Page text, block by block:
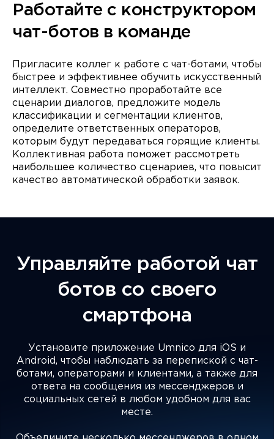
Работайте с конструктором
чат-ботов в команде
Пригласите коллег к работе с чат-ботами, чтобы
быстрее и эффективнее обучить искусственный
интеллект. Совместно проработайте все
сценарии диалогов, предложите модель
классификации и сегментации клиентов,
определите ответственных операторов,
которым будут передаваться горящие клиенты.
Коллективная работа поможет рассмотреть
наибольшее количество сценариев, что повысит
качество автоматической обработки заявок.
Управляйте работой чат
ботов со своего
смартфона
Установите приложение Umnico для iOS и
Android, чтобы наблюдать за перепиской с чат-
ботами, операторами и клиентами, а также для
ответа на сообщения из мессенджеров и
социальных сетей в любом удобном для вас
месте.